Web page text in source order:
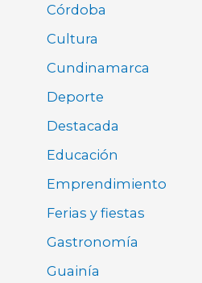
Córdoba
Cultura
Cundinamarca
Deporte
Destacada
Educación
Emprendimiento
Ferias y fiestas
Gastronomía
Guainía